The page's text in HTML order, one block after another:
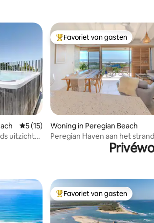
Gemiddelde beoordeling van 5 op 5, 15
5 (15)
uitzicht
Topfavoriet van gasten
Favoriet van gasten
Woning in Peregian Beach
Peregian Haven aan het strand
Topfavoriet van gasten
Favoriet van gasten